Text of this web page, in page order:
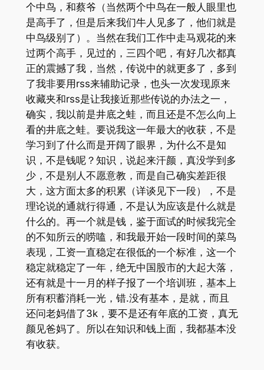
个中鸟，和蔡爷（当然两个中鸟在一般人眼里也
是高手了，但是后来我们牛人见多了，他们就是
中鸟级别了）。当然在我们工作中走马观花的来
过两个高手，见过的，三四个吧，有好几次都真
正的震撼了我，当然，传说中的就更多了，多到
了我非要用rss来辅助记录，也头一次发现原来
收藏夹和rss是让我接近那些传说的办法之一，
确实，我以前是井底之蛙，而且还是不怎么向上
看的井底之蛙。要说我这一年最大的收获，不是
学习到了什么而是开阔了眼界，为什么不是知
识，不是钱呢？知识，说起来汗颜，真没学到多
少，不是别人不愿意教，而是自己确实差距很
大，这方面太多的积累（详谈见下一段），不是
理论说的通就行得通，不是认为应该是什么就是
什么的。再一个就是钱，鉴于面试的时候我完全
的不知所云的唠嗑，和我最开始一段时间的菜鸟
表现，工资一直稳定在很低的一个标准，这一个
稳定就稳定了一年，绝无中国股市的大起大落，
还有就是十一月的样子报了一个培训班，基本上
所有积蓄消耗一光，错.没有基本，是就，而且
还问老妈借了3k，要不是还有年底的工资，真无
颜见爸妈了。所以在知识和钱上面，我都基本没
有收获。